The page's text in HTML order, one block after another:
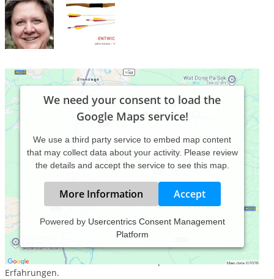
We need your consent to load the
Google Maps service!
We use a third party service to embed map content
that may collect data about your activity. Please review
the details and accept the service to see this map.
More Information Accept
Powered by Usercentrics Consent Management
Platform
Als Therapeutin im Bereich der körperorientierten
Psychotherapie habe ich seit über 10 Jahren fundiertes
Wissen kombiniert mit einer Vielzahl praktischer
Erfahrungen.